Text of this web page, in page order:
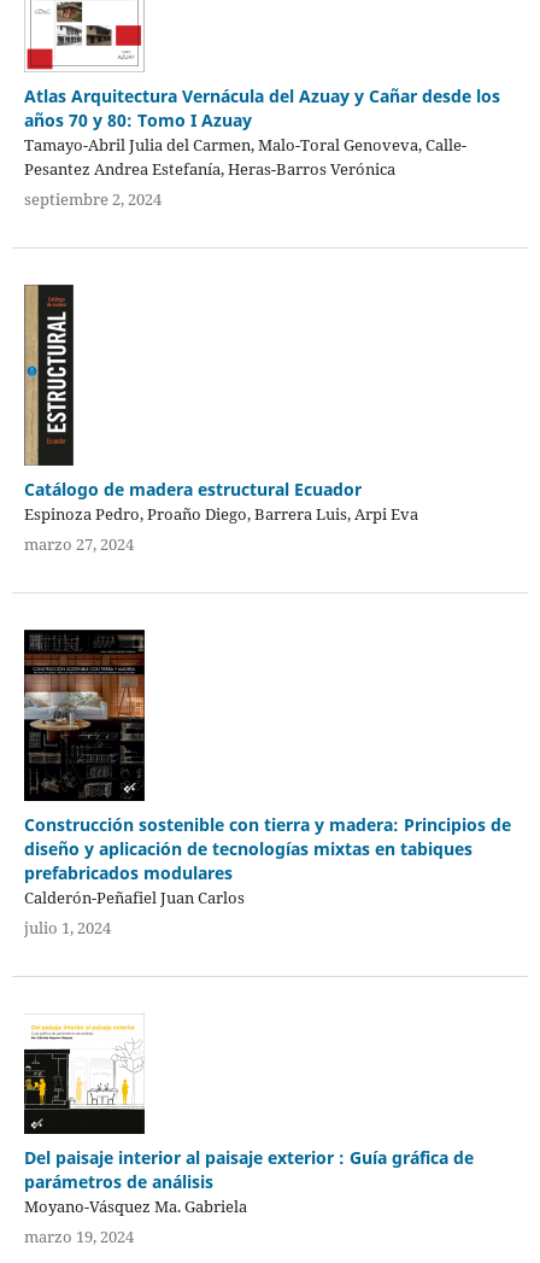
Atlas Arquitectura Vernácula del Azuay y Cañar desde los
años 70 y 80: Tomo I Azuay
Tamayo-Abril Julia del Carmen, Malo-Toral Genoveva, Calle-
Pesantez Andrea Estefanía, Heras-Barros Verónica
septiembre 2, 2024
Catálogo de madera estructural Ecuador
Espinoza Pedro, Proaño Diego, Barrera Luis, Arpi Eva
marzo 27, 2024
Construcción sostenible con tierra y madera: Principios de
diseño y aplicación de tecnologías mixtas en tabiques
prefabricados modulares
Calderón-Peñafiel Juan Carlos
julio 1, 2024
Del paisaje interior al paisaje exterior : Guía gráfica de
parámetros de análisis
Moyano-Vásquez Ma. Gabriela
marzo 19, 2024